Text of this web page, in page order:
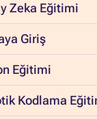
Zeka Eğitimi
Giriş
Eğitimi
Kodlama